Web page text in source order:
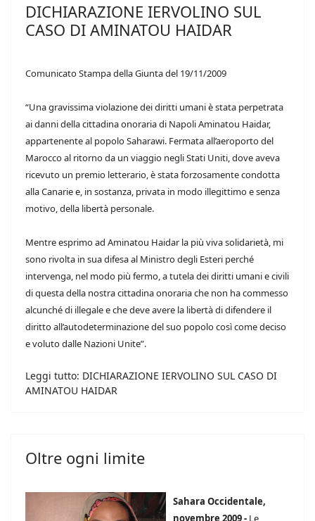
DICHIARAZIONE IERVOLINO SUL
CASO DI AMINATOU HAIDAR
Comunicato Stampa della Giunta del 19/11/2009
“Una gravissima violazione dei diritti umani è stata perpetrata
ai danni della cittadina onoraria di Napoli Aminatou Haidar,
appartenente al popolo Saharawi. Fermata all’aeroporto del
Marocco al ritorno da un viaggio negli Stati Uniti, dove aveva
ricevuto un premio letterario, è stata forzosamente condotta
alla Canarie e, in sostanza, privata in modo illegittimo e senza
motivo, della libertà personale.
Mentre esprimo ad Aminatou Haidar la più viva solidarietà, mi
sono rivolta in sua difesa al Ministro degli Esteri perché
intervenga, nel modo più fermo, a tutela dei diritti umani e civili
di questa della nostra cittadina onoraria che non ha commesso
alcunché di illegale e che deve avere la libertà di difendere il
diritto all’autodeterminazione del suo popolo così come deciso
e voluto dalle Nazioni Unite”.
Leggi tutto: DICHIARAZIONE IERVOLINO SUL CASO DI
AMINATOU HAIDAR
Oltre ogni limite
Sahara Occidentale,
novembre 2009 - Le